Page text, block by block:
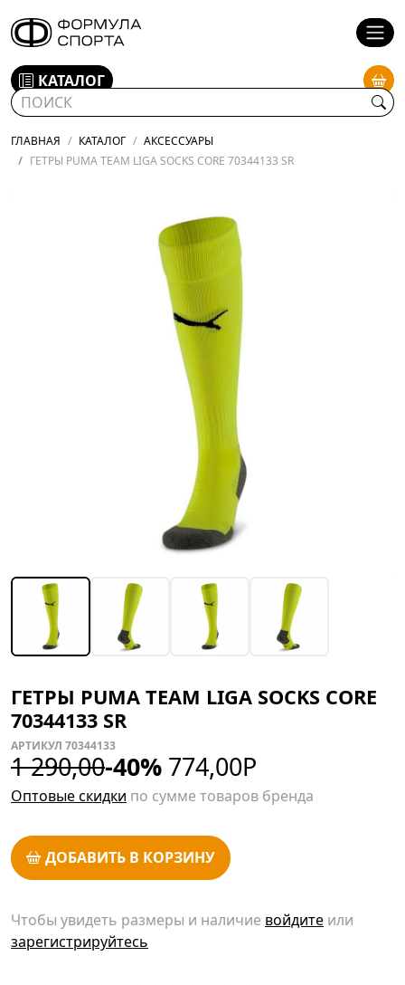
КАТАЛОГ
ГЛАВНАЯ КАТАЛОГ
АКСЕССУАРЫ
ГЕТРЫ PUMA TEAM LIGA SOCKS CORE 70344133 SR
ГЕТРЫ PUMA TEAM LIGA SOCKS CORE
70344133 SR
АРТИКУЛ 70344133
1 290,00-40% 774,00Р
Оптовые скидки по сумме товаров бренда
ДОБАВИТЬ В КОРЗИНУ
Чтобы увидеть размеры и наличие войдите или
зарегистрируйтесь